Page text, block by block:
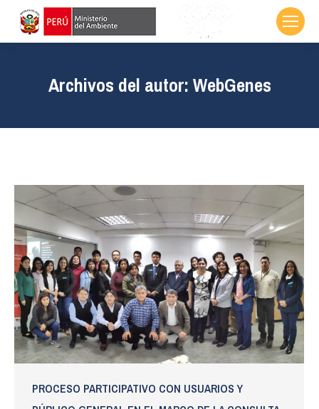
Archivos del autor: WebGenes
PROCESO PARTICIPATIVO CON USUARIOS Y